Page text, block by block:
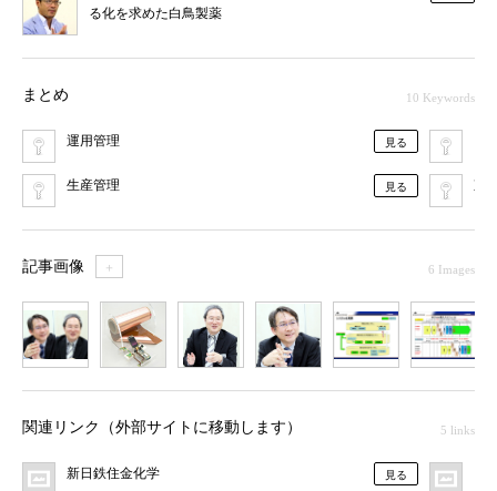
る化を求めた白鳥製薬
まとめ 10 Keywords
運用管理 見る
生産管理 見る 東
記事画像 ＋ 6 Images
関連リンク（外部サイトに移動します） 5 links
新日鉄住金化学 見る